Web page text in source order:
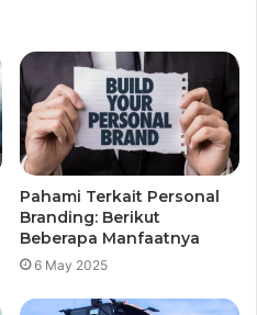
Pahami Terkait Personal
Branding: Berikut
Beberapa Manfaatnya
6 May 2025